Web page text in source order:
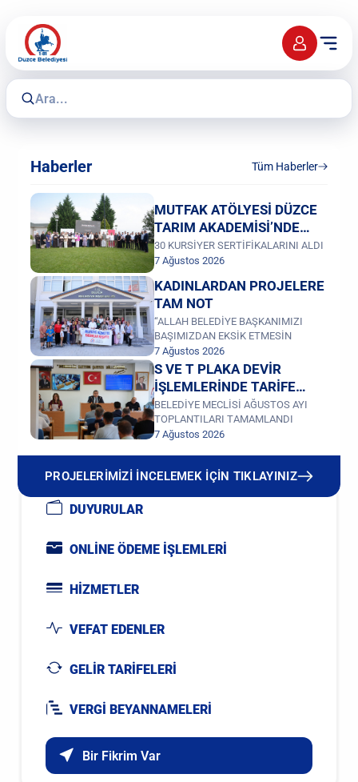
Haberler Tüm Haberler
MUTFAK ATÖLYESİ DÜZCE
TARIM AKADEMİSİ’NDE
KURULUYOR PROJESİ
TAMAMLANDI
30 KURSİYER SERTİFİKALARINI ALDI
7 Ağustos 2026
KADINLARDAN PROJELERE
TAM NOT
“ALLAH BELEDİYE BAŞKANIMIZI
BAŞIMIZDAN EKSİK ETMESİN
7 Ağustos 2026
S VE T PLAKA DEVİR
İŞLEMLERİNDE TARİFE
DEĞİŞİKLİĞİ
BELEDİYE MECLİSİ AĞUSTOS AYI
TOPLANTILARI TAMAMLANDI
7 Ağustos 2026
PROJELERİMİZİ İNCELEMEK İÇİN TIKLAYINIZ
DUYURULAR
ONLİNE ÖDEME İŞLEMLERİ
HİZMETLER
VEFAT EDENLER
GELİR TARİFELERİ
VERGİ BEYANNAMELERİ
Bir Fikrim Var